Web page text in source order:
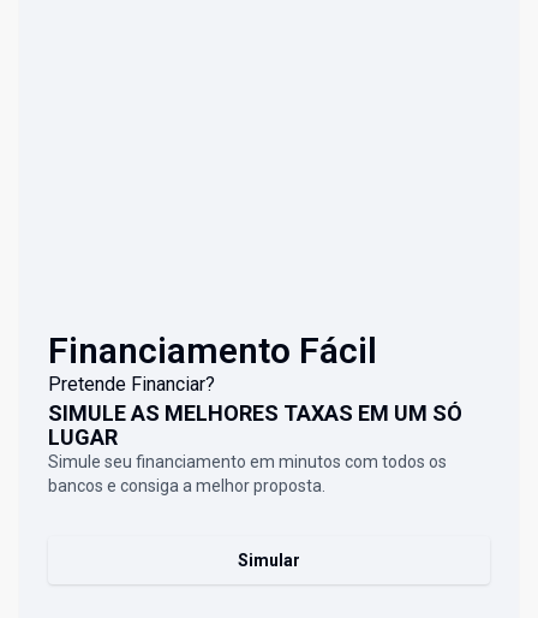
Financiamento Fácil
Pretende Financiar?
SIMULE AS MELHORES TAXAS EM UM SÓ
LUGAR
Simule seu financiamento em minutos com todos os
bancos e consiga a melhor proposta.
Simular